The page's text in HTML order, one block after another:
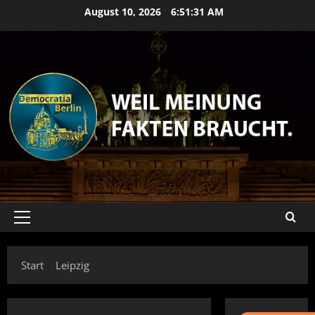
August 10, 2026 6:51:31 AM
Primäres
Start
Leipzig